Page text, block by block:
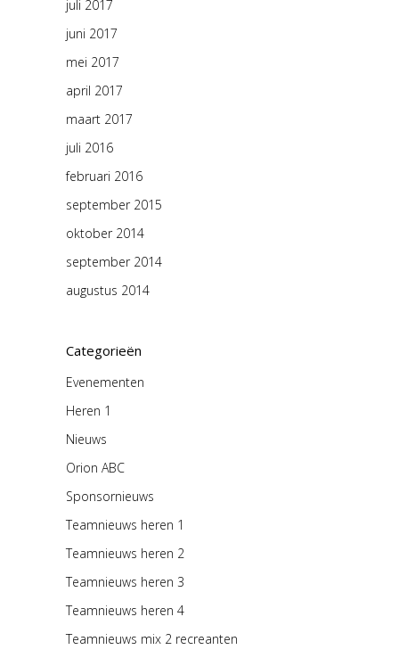
juli 2017
juni 2017
mei 2017
april 2017
maart 2017
juli 2016
februari 2016
september 2015
oktober 2014
september 2014
augustus 2014
Categorieën
Evenementen
Heren 1
Nieuws
Orion ABC
Sponsornieuws
Teamnieuws heren 1
Teamnieuws heren 2
Teamnieuws heren 3
Teamnieuws heren 4
Teamnieuws mix 2 recreanten